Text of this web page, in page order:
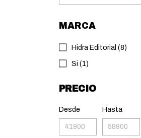
MARCA
Hidra Editorial (8)
Si (1)
PRECIO
Desde Hasta